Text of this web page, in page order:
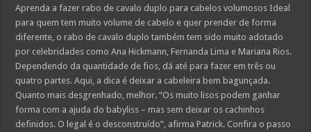
a
rabo
cavalo
duplo
cabelos
volumosos
Aprenda a fazer rabo de cavalo duplo para cabelos volumosos Ideal
para quem tem muito volume de cabelo e quer prender de forma
diferente, o rabo de cavalo duplo também tem sido muito adotado
por celebridades como Ana Hickmann, Fernanda Lima e Mariana Rios.
Dependendo da quantidade de fios, dá até para fazer em três ou
quatro partes. Aqui, a dica é deixar a cabeleira bem bagunçada.
Quanto mais desgrenhado, melhor. “Os muito lisos podem ganhar
forma com a ajuda do babyliss – mas sem deixar os cachinhos
definidos. O legal é o desconstruído”, afirma Patrick. Confira o passo